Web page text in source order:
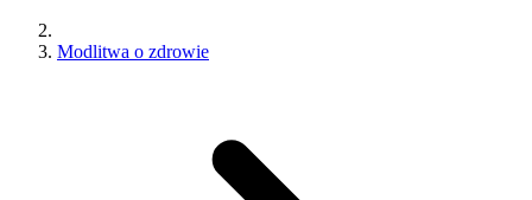
Modlitwa o zdrowie